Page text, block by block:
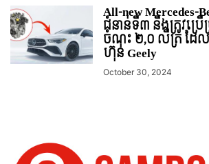
All-new Mercedes-
ជំនាន់ទី៣ នឹងត្រូវប្រ
ចំណុះ ២,០ លីត្រ ដ
ហ៊ុន Geely
October 30, 2024